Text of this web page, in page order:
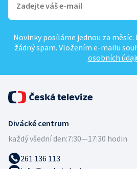
Novinky posíláme jednou za
žádný spam. Vložením e-mailu
osobních